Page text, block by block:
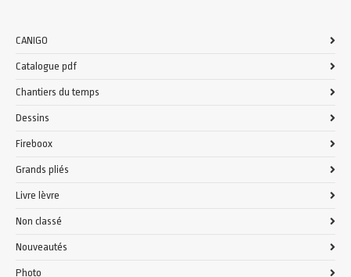
CANIGO
Catalogue pdf
Chantiers du temps
Dessins
Fireboox
Grands pliés
Livre lèvre
Non classé
Nouveautés
Photo